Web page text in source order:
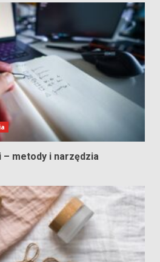
– metody i narzędzia